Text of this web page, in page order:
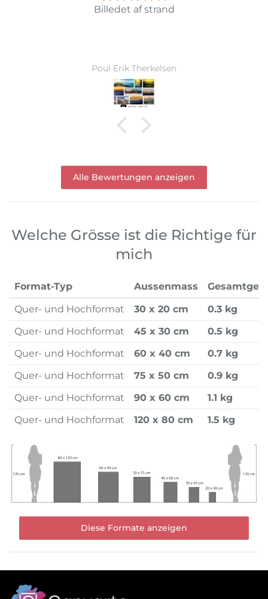
Panorama Leinwandbild 3-teilig Old
Ward Monballiu
Alle Bewertungen anzeigen
Welche Grösse ist die Richtige für
mich
Format-Typ Aussenmass
Quer- und Hochformat
30 x 20 cm
0.3 kg
Quer- und Hochformat
45 x 30 cm
0.5 kg
Quer- und Hochformat
60 x 40 cm
0.7 kg
Quer- und Hochformat
75 x 50 cm
0.9 kg
Quer- und Hochformat
90 x 60 cm
1.1 kg
Quer- und Hochformat
120 x 80 cm 1.5 kg
Diese Formate anzeigen